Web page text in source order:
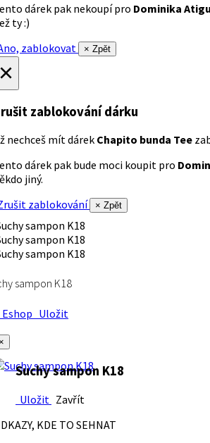
dárek pak nekoupí pro Dominika
ty :)
zablokovat
× Zpět
zablokování dárku
nechceš mít dárek Chapito bunda Tee
dárek pak bude moci koupit pro
jiný.
zablokování
× Zpět
sampon K18
Uložit
Suchy sampon K18
Uložit Zavřít
KDE TO SEHNAT